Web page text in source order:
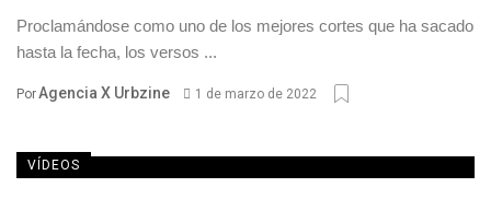
Proclamándose como uno de los mejores cortes que ha sacado
hasta la fecha, los versos ...
PorAgencia X Urbzine 1 de marzo de 2022
VÍDEOS